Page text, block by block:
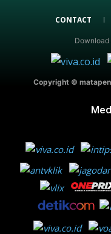
CONTACT
Copyright ©